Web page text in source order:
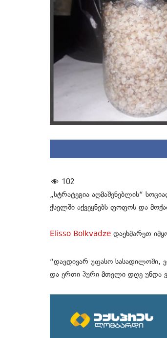
102
„სტრატეგია აღმაშენებლის“
ქსელში აქვეყნებს ფოფოს და
Elisso Bolkvadze დაეხმარეთ
“დავდივარ უფასო სასადილოში,
და ერთი პური მთელი დღე უნდა